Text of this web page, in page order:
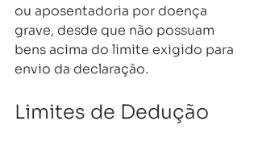
ou aposentadoria por doença
grave, desde que não possuam
bens acima do limite exigido para
envio da declaração.
Limites de Dedução